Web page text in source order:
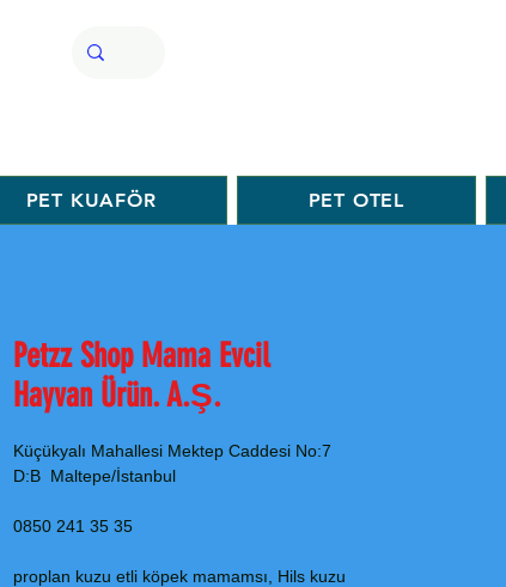
PET KUAFÖR PET OTEL
Petzz Shop Mama Evcil
Hayvan Ürün. A.Ş.
Küçükyalı Mahallesi Mektep Caddesi No:7
D:B Maltepe/İstanbul
0850 241 35 35
proplan kuzu etli köpek mamamsı, Hils kuzu